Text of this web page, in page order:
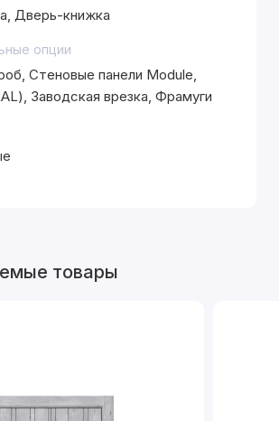
Дверь-книжка
опции
Стеновые панели Module,
Заводская врезка, Фрамуги
товары